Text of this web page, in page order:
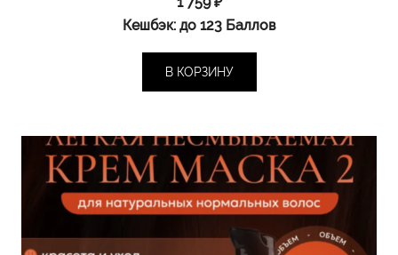
Кешбэк: до 123 Баллов
В КОРЗИНУ